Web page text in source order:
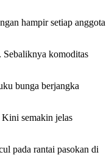
hampir setiap anggota
Sebaliknya komoditas
bunga berjangka
Kini semakin jelas
pada rantai pasokan di